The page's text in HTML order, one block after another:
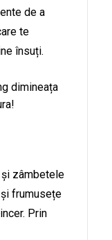
de a
te
însuți.
dimineața
zâmbetele
frumusețe
Prin